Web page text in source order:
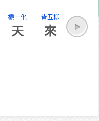
梔一他
天
皆五柳
來